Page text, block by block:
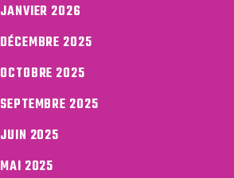
JANVIER 2026
DÉCEMBRE 2025
OCTOBRE 2025
SEPTEMBRE 2025
JUIN 2025
MAI 2025